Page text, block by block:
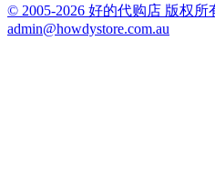
© 2005-2026 好的代购店 版权所
admin@howdystore.com.au